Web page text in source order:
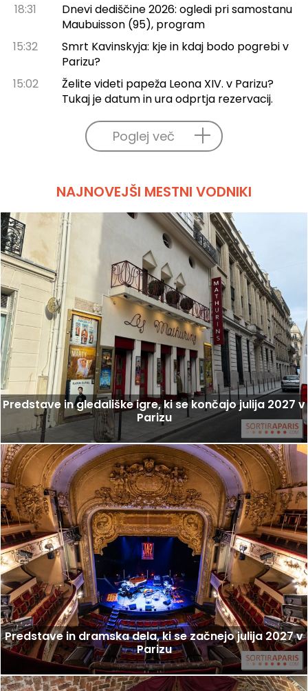
18:31
Dnevi dediščine 2026: ogledi pri samostanu
Maubuisson (95), program
15:32
Smrt Kavinskyja: kje in kdaj bodo pogrebi v
Parizu?
15:02
Želite videti papeža Leona XIV. v Parizu?
Tukaj je datum in ura odprtja rezervacij.
Poglej več
NAJNOVEJŠI MESTNI VODNIKI
Predstave in gledališke igre, ki se končajo julija 2027 v
Parizu
Predstave in dramska dela, ki se začnejo julija 2027 v
Parizu